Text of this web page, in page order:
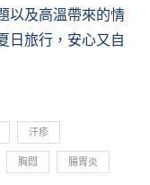
以及高溫帶來的情
日旅行，安心又自
汗疹
胸悶 腸胃炎